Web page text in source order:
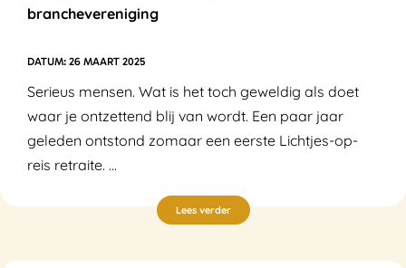
branchevereniging
26 MAART 2025
Serieus mensen. Wat is het toch geweldig als doet
waar je ontzettend blij van wordt. Een paar jaar
geleden ontstond zomaar een eerste Lichtjes-op-
reis retraite. ...
Lees verder